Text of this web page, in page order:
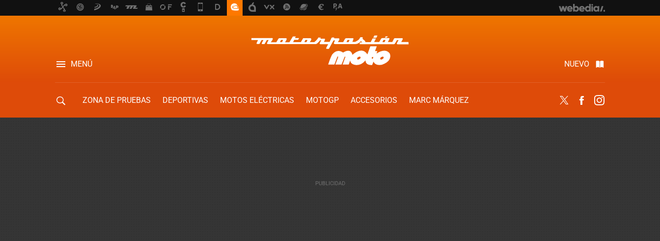
MENÚ NUEVO
ZONA DE PRUEBAS DEPORTIVAS MOTOS ELÉCTRICAS MOTOGP ACCESORIOS
MARC MÁRQUEZ
Twitter Facebook